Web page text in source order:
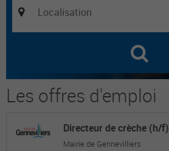
Les offres d'emploi
Directeur de crèche (h/f)
Mairie de Gennevilliers